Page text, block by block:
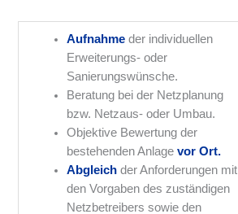
Aufnahme der individuellen
Erweiterungs- oder
Sanierungswünsche.
Beratung bei der Netzplanung
bzw. Netzaus- oder Umbau.
Objektive Bewertung der
bestehenden Anlagevor Ort.
Abgleich der Anforderungen mit
den Vorgaben des zuständigen
Netzbetreibers sowie den